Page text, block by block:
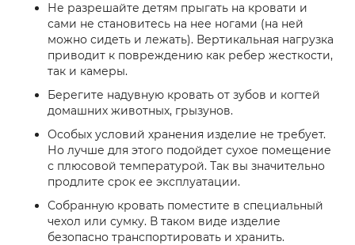
Не разрешайте детям прыгать на кровати и
сами не становитесь на нее ногами (на ней
можно сидеть и лежать). Вертикальная нагрузка
приводит к повреждению как ребер жесткости,
так и камеры.
Берегите надувную кровать от зубов и когтей
домашних животных, грызунов.
Особых условий хранения изделие не требует.
Но лучше для этого подойдет сухое помещение
с плюсовой температурой. Так вы значительно
продлите срок ее эксплуатации.
Собранную кровать поместите в специальный
чехол или сумку. В таком виде изделие
безопасно транспортировать и хранить.